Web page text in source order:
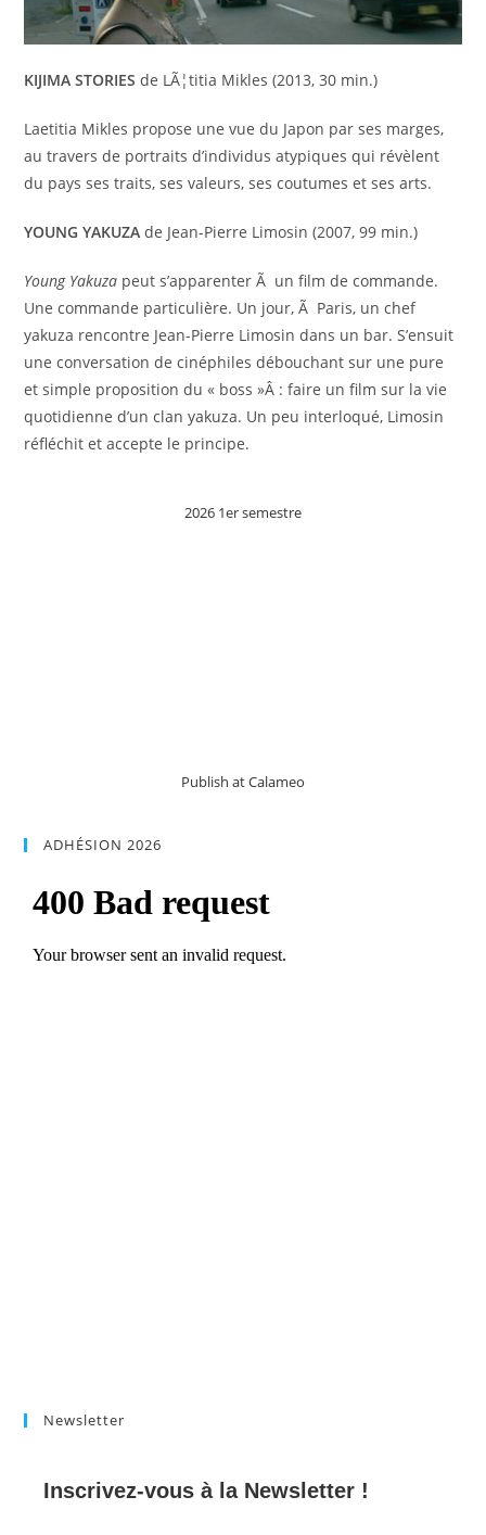
KIJIMA STORIES de LÃ¦titia Mikles (2013, 30 min.)
Laetitia Mikles propose une vue du Japon par ses marges,
au travers de portraits d’individus atypiques qui révèlent
du pays ses traits, ses valeurs, ses coutumes et ses arts.
YOUNG YAKUZA de Jean-Pierre Limosin (2007, 99 min.)
Young Yakuza peut s’apparenter Ã un film de commande.
Une commande particulière. Un jour, Ã Paris, un chef
yakuza rencontre Jean-Pierre Limosin dans un bar. S’ensuit
une conversation de cinéphiles débouchant sur une pure
et simple proposition du « boss »Â : faire un film sur la vie
quotidienne d’un clan yakuza. Un peu interloqué, Limosin
réfléchit et accepte le principe.
2026 1er semestre
Publish at Calameo
ADHÉSION 2026
Newsletter
Inscrivez-vous à la Newsletter !